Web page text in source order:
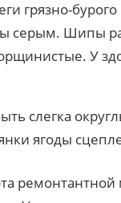
грязно-
серым. Шипы
У
слегка
ягоды